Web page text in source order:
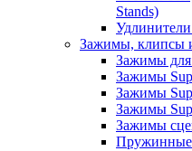
Stands)
Удлинители
Зажимы, клипсы
Зажимы
Зажимы
Зажимы
Зажимы
Зажимы
Пружинные